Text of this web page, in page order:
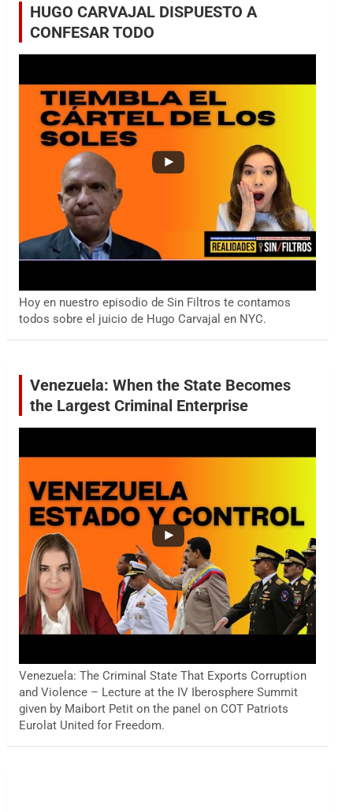
HUGO CARVAJAL DISPUESTO A
CONFESAR TODO
Hoy en nuestro episodio de Sin Filtros te contamos
todos sobre el juicio de Hugo Carvajal en NYC.
Venezuela: When the State Becomes
the Largest Criminal Enterprise
Venezuela: The Criminal State That Exports Corruption
and Violence – Lecture at the IV Iberosphere Summit
given by Maibort Petit on the panel on COT Patriots
Eurolat United for Freedom.